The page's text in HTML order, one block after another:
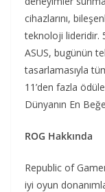
cihazlarını,
teknoloji lideridir.
ASUS, bugünün
tasarlamasıyla
11’den fazla
Dünyanın En
ROG Hakkında
Republic of
iyi oyun